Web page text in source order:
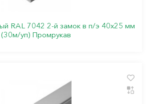
RAL 7042 2-й замок в п/э 40х25 мм
(30м/уп) Промрукав